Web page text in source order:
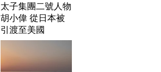
太子集團二號人物
胡小偉 從日本被
引渡至美國